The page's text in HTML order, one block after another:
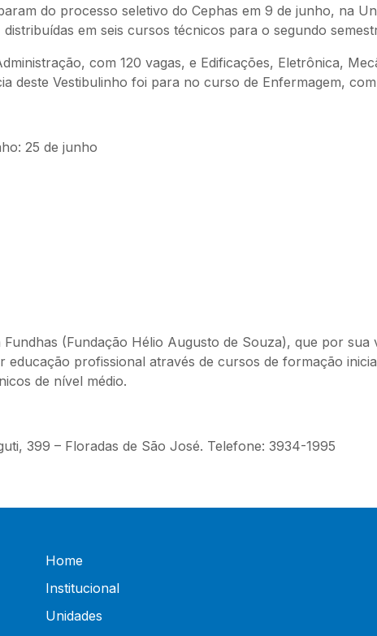
do processo seletivo do Cephas em 9 de junho, na
em seis cursos técnicos para o segundo
com 120 vagas, e Edificações, Eletrônica,
deste Vestibulinho foi para no curso de Enfermagem,
25 de junho
(Fundação Hélio Augusto de Souza), que por
educação profissional através de cursos de formação
de nível médio.
399 – Floradas de São José. Telefone: 3934-1995
Home
Institucional
Unidades